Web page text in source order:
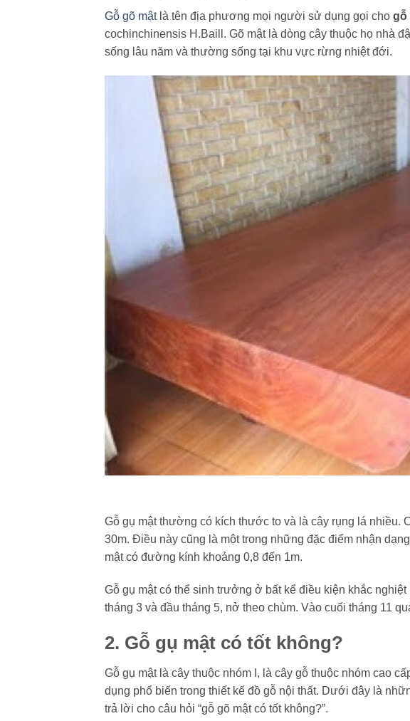
Gỗ gõ mậtlà tên địa phương mọi người sử dụng gọi cho gỗ
cochinchinensis H.Baill. Gõ mật là dòng cây thuộc họ nhà
sống lâu năm và thường sống tại khu vực rừng nhiệt đới.
Gỗ gụ mật thường có kích thước to và là cây rụng lá nhiều.
30m. Điều này cũng là một trong những đặc điểm nhận
mật có đường kính khoảng 0,8 đến 1m.
Gỗ gụ mật có thể sinh trưởng ở bất kể điều kiện khắc
tháng 3 và đầu tháng 5, nở theo chùm. Vào cuối tháng 11
2. Gỗ gụ mật có tốt không?
Gỗ gụ mật là cây thuộc nhóm I, là cây gỗ thuộc nhóm cao
dụng phổ biến trong thiết kế đồ gỗ nội thất. Dưới đây là
trả lời cho câu hỏi “gỗ gõ mật có tốt không?”.